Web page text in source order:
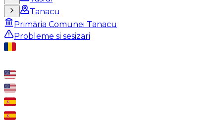
Tanacu
Primăria Comunei Tanacu
Probleme si sesizari